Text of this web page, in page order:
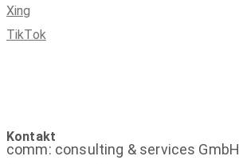
Xing
TikTok
Kontakt
comm: consulting & services GmbH